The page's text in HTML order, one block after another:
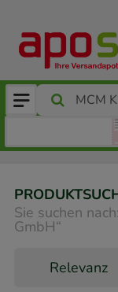
Sie suchen nach:
GmbH“